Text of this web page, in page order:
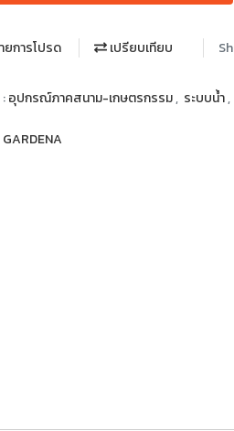
ยการโปรด เปรียบเทียบ
อุปกรณ์ภาคสนาม-เกษตรกรรม, ระบบน้ำ,
GARDENA